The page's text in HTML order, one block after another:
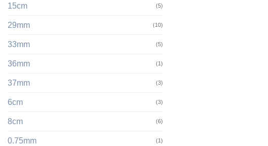
15cm (5)
29mm (10)
33mm (5)
36mm (1)
37mm (3)
6cm (3)
8cm (6)
0.75mm (1)